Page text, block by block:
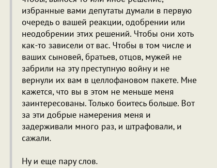
избранные вами депутаты думали в первую
очередь о вашей реакции, одобрении или
неодобрении этих решений. Чтобы они хоть
как-то зависели от вас. Чтобы в том числе и
ваших сыновей, братьев, отцов, мужей не
забрили на эту преступную войну и не
вернули их вам в целлофановом пакете. Мне
кажется, что вы в этом не меньше меня
заинтересованы. Только боитесь больше. Вот
за эти добрые намерения меня и
задерживали много раз, и штрафовали, и
сажали.
Ну и еще пару слов.